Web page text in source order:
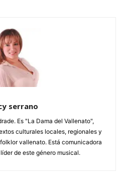
serrano
Es "La Dama del Vallenato",
culturales locales, regionales y
vallenato. Está comunicadora
de este género musical.